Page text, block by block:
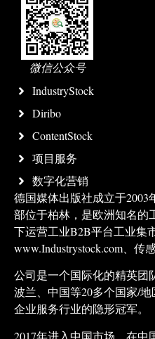
微信公众号
IndustryStock
Diribo
ContentStock
项目服务
数字化营销
德国媒体出版社成立于
部位于柏林，是欧洲知名的
下运营工业B2B平台工业
www.Industrystock.com、传
公司是一个国际化的精英团
波兰、中国等20多个国家/
企业服务行业的隐形冠军。
2017年进入中国市场，在